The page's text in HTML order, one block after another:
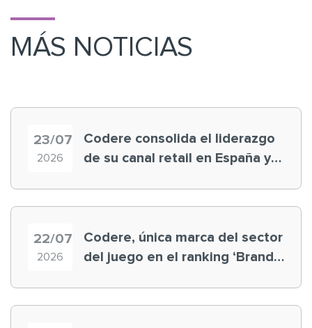
MÁS NOTICIAS
23/07
2026
Codere consolida el liderazgo
de su canal retail en España y
22/07
2026
Codere, única marca del sector
del juego en el ranking ‘Brand